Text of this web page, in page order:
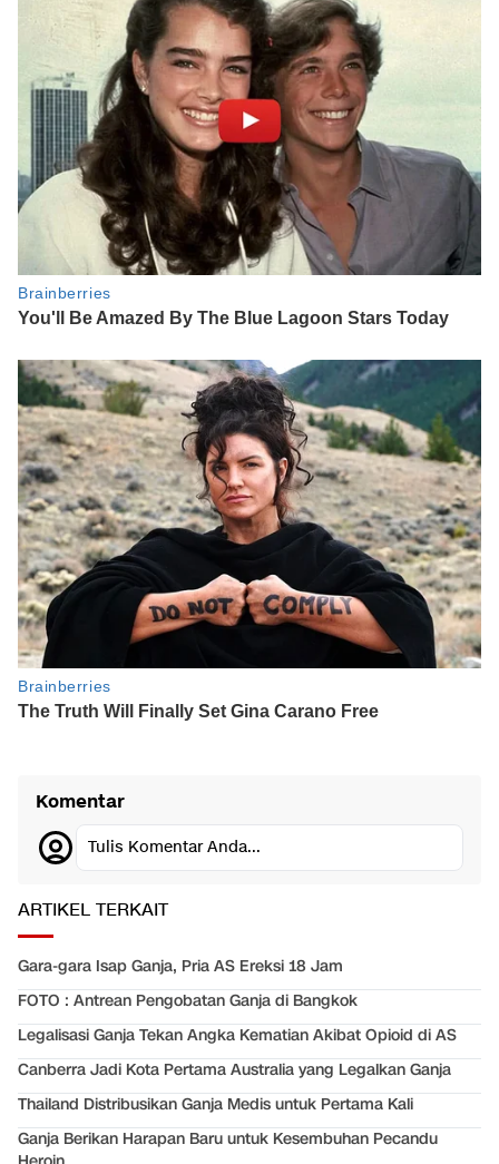
Komentar
Tulis Komentar Anda...
ARTIKEL TERKAIT
Gara-gara Isap Ganja, Pria AS Ereksi 18 Jam
FOTO : Antrean Pengobatan Ganja di Bangkok
Legalisasi Ganja Tekan Angka Kematian Akibat Opioid di AS
Canberra Jadi Kota Pertama Australia yang Legalkan Ganja
Thailand Distribusikan Ganja Medis untuk Pertama Kali
Ganja Berikan Harapan Baru untuk Kesembuhan Pecandu